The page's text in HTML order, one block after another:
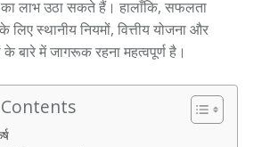
का लाभ उठा सकते हैं। हालाँकि, सफलता
स्थानीय नियमों, वित्तीय योजना और
बारे में जागरूक रहना महत्वपूर्ण है।